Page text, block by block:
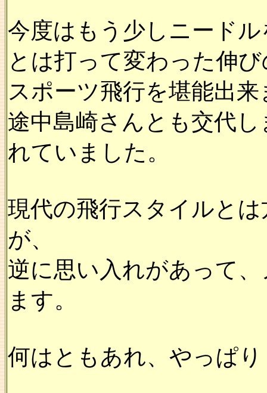
今度はもう少しニード
とは打って変わった伸
スポーツ飛行を堪能出
途中島崎さんとも交代
れていました。
現代の飛行スタイルと
が、
逆に思い入れがあって
ます。
何はともあれ、やっぱ